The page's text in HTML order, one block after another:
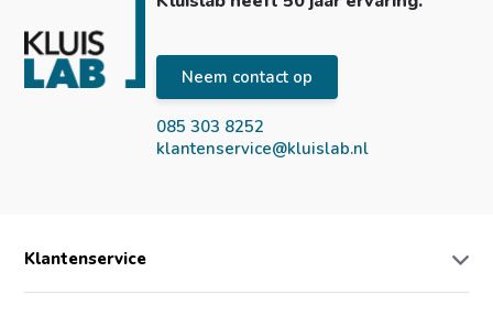
Neem contact op
085 303 8252
klantenservice@kluislab.nl
Klantenservice